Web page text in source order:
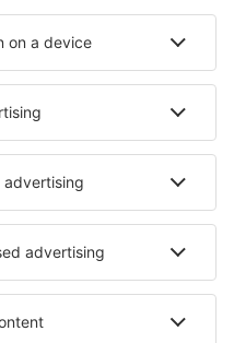
Hotels in Rom
in Loiri Porto San Paolo
Hotels in Orosei
En France